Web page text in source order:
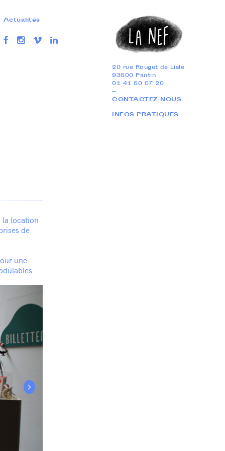
Actualités
20 rue Rouget de Lisle
93500 Pantin
01 41 50 07 20
—
CONTACTEZ-NOUS
INFOS PRATIQUES
la location
de
une
>